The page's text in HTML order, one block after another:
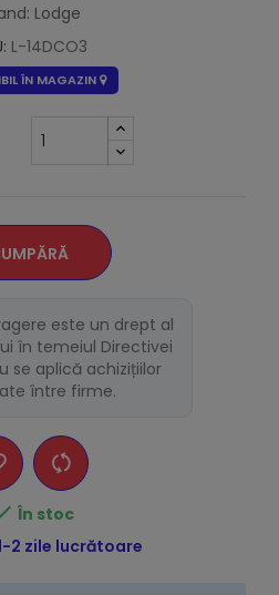
Lodge
L-14DCO3
ÎN MAGAZIN
este un drept al
în temeiul Directivei
se aplică achizițiilor
între firme.
În stoc
2 zile lucrătoare